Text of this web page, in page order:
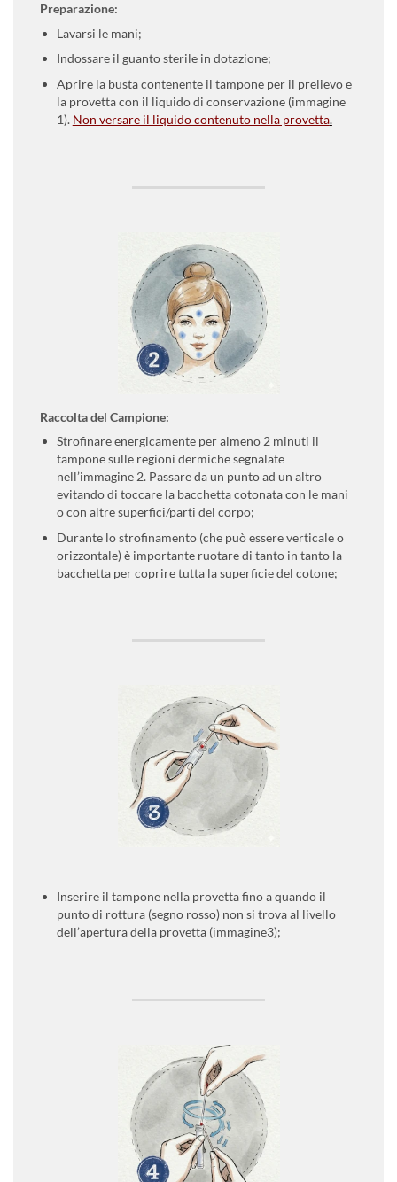
Preparazione:
Lavarsi le mani;
Indossare il guanto sterile in dotazione;
Aprire la busta contenente il tampone per il prelievo e
la provetta con il liquido di conservazione (immagine
1). Non versare il liquido contenuto nella provetta.
Raccolta del Campione:
Strofinare energicamente per almeno 2 minuti il
tampone sulle regioni dermiche segnalate
nell’immagine 2. Passare da un punto ad un altro
evitando di toccare la bacchetta cotonata con le mani
o con altre superfici/parti del corpo;
Durante lo strofinamento (che può essere verticale o
orizzontale) è importante ruotare di tanto in tanto la
bacchetta per coprire tutta la superficie del cotone;
Inserire il tampone nella provetta fino a quando il
punto di rottura (segno rosso) non si trova al livello
dell’apertura della provetta (immagine3);